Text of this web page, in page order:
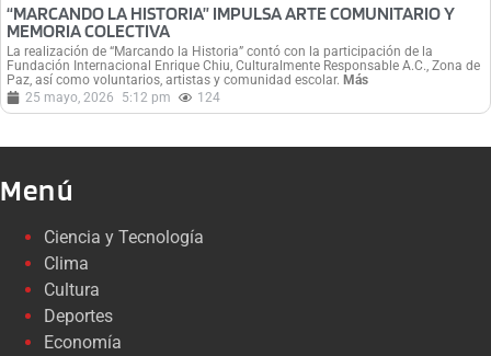
“MARCANDO LA HISTORIA” IMPULSA ARTE COMUNITARIO Y
MEMORIA COLECTIVA
La realización de “Marcando la Historia” contó con la participación de la
Fundación Internacional Enrique Chiu, Culturalmente Responsable A.C., Zona de
Paz, así como voluntarios, artistas y comunidad escolar. Más
25 mayo, 2026
5:12 pm 124
Menú
Ciencia y Tecnología
Clima
Cultura
Deportes
Economía